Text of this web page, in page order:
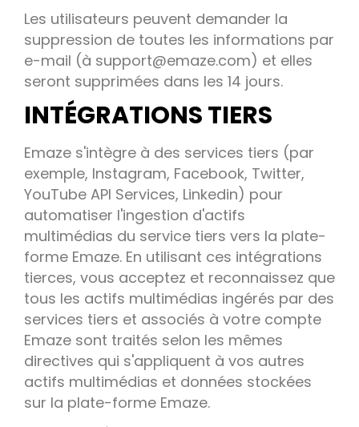
Les utilisateurs peuvent demander la
suppression de toutes les informations par
e-mail (à support@emaze.com) et elles
seront supprimées dans les 14 jours.
INTÉGRATIONS TIERS
Emaze s'intègre à des services tiers (par
exemple, Instagram, Facebook, Twitter,
YouTube API Services, Linkedin) pour
automatiser l'ingestion d'actifs
multimédias du service tiers vers la plate-
forme Emaze. En utilisant ces intégrations
tierces, vous acceptez et reconnaissez que
tous les actifs multimédias ingérés par des
services tiers et associés à votre compte
Emaze sont traités selon les mêmes
directives qui s'appliquent à vos autres
actifs multimédias et données stockées
sur la plate-forme Emaze.